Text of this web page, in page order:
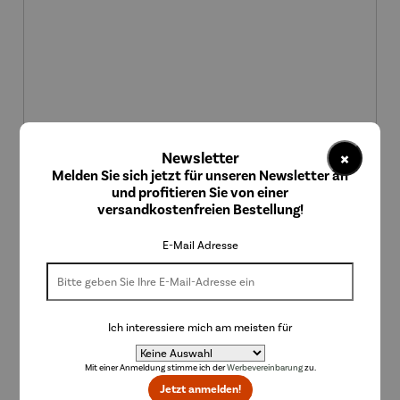
Lounge Sofa | Troia Dreisitzer
Verkaufspreis:
249,00 € Regulärer Preis:
×
Newsletter
Melden Sie sich jetzt für unseren Newsletter an
und profitieren Sie von einer
versandkostenfreien Bestellung!
E-Mail Adresse
Ich interessiere mich am meisten für
Mit einer Anmeldung stimme ich derWerbevereinbarungzu.
Jetzt anmelden!